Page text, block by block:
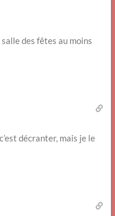
des fêtes au moins
décranter, mais je le